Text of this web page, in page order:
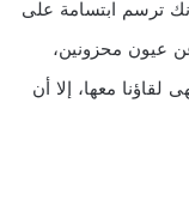
ترسم ابتسامة على
عيون محزونين،
لقاؤنا معها، إلا أن